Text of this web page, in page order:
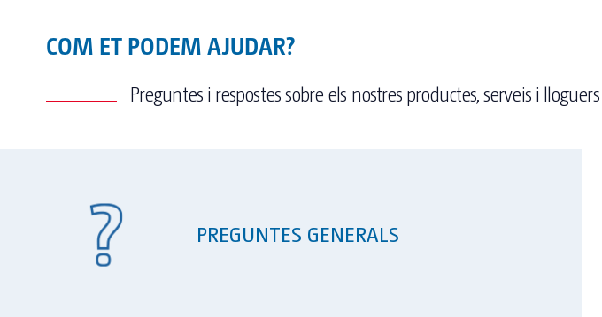
COM ET PODEM AJUDAR?
Preguntes i respostes sobre els nostres productes, serveis i
PREGUNTES GENERALS